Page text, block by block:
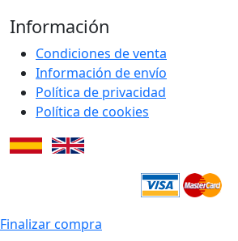
Información
Condiciones de venta
Información de envío
Política de privacidad
Política de cookies
Finalizar compra